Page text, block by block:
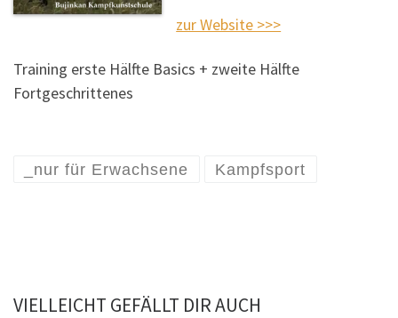
zur Website >>>
Training erste Hälfte Basics + zweite Hälfte
Fortgeschrittenes
_nur für Erwachsene Kampfsport
VIELLEICHT GEFÄLLT DIR AUCH